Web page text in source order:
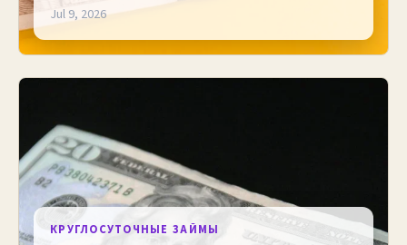
Jul 9, 2026
КРУГЛОСУТОЧНЫЕ ЗАЙМЫ